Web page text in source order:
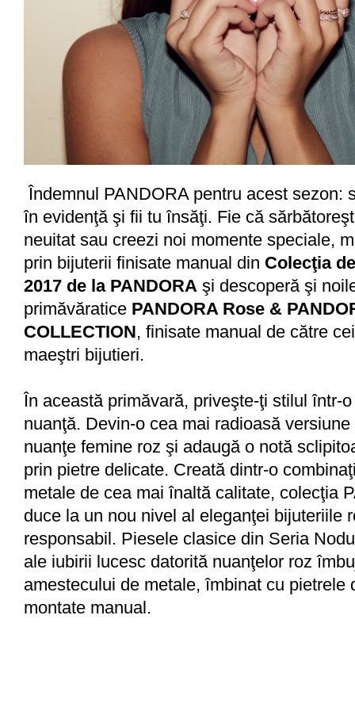
Îndemnul PANDORA pentru acest sezon:
în evidenţă şi fii tu însăţi. Fie că
neuitat sau creezi noi momente speciale,
prin bijuterii finisate manual din Colecţia
2017 de la PANDORA şi descoperă şi
primăvăratice PANDORA Rose &
COLLECTION, finisate manual de către
maeştri bijutieri.
În această primăvară, priveşte-ţi stilul într-
nuanţă. Devin-o cea mai radioasă
nuanţe femine roz şi adaugă o notă
prin pietre delicate. Creată dintr-o
metale de cea mai înaltă calitate, colecţia
duce la un nou nivel al eleganţei bijuteriile
responsabil. Piesele clasice din Seria
ale iubirii lucesc datorită nuanţelor roz
amestecului de metale, îmbinat cu pietrele
montate manual.